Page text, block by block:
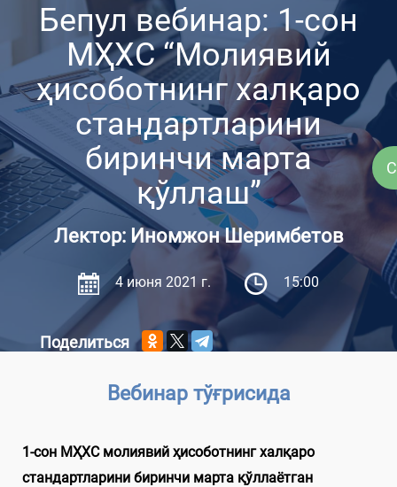
Бепул вебинар: 1-сон
МҲХС “Молиявий
ҳисоботнинг халқаро
стандартларини
биринчи марта
қўллаш”
Лектор: Иномжон Шеримбетов
4 июня 2021 г. 15:00
Поделиться
Вебинар тўғрисида
1-сон МҲХС молиявий ҳисоботнинг халқаро
стандартларини биринчи марта қўллаётган